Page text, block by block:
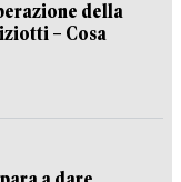
della
– Cosa